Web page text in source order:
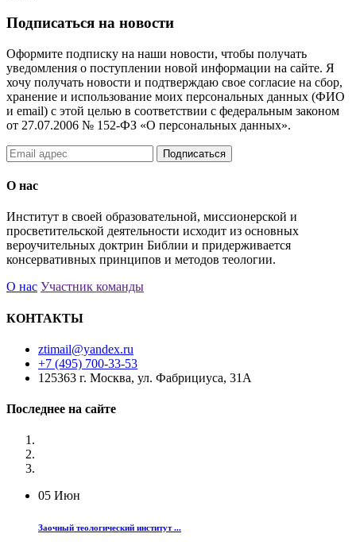
Подписаться на новости
Оформите подписку на наши новости, чтобы получать
уведомления о поступлении новой информации на сайте. Я
хочу получать новости и подтверждаю свое согласие на сбор,
хранение и использование моих персональных данных (ФИО
и email) с этой целью в соответствии с федеральным законом
от 27.07.2006 № 152-ФЗ «О персональных данных».
Подписаться
О нас
Институт в своей образовательной, миссионерской и
просветительской деятельности исходит из основных
вероучительных доктрин Библии и придерживается
консервативных принципов и методов теологии.
О нас Участник команды
КОНТАКТЫ
ztimail@yandex.ru
+7 (495) 700-33-53
125363 г. Москва, ул. Фабрициуса, 31А
Последнее на сайте
05 Июн
Заочный теологический институт ...